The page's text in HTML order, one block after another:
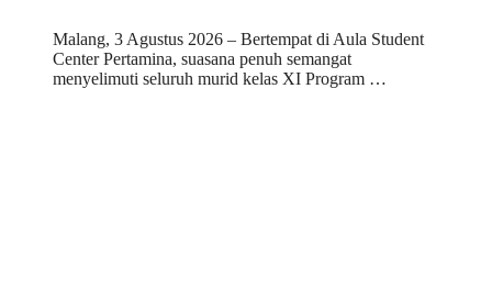
Malang, 3 Agustus 2026 – Bertempat di Aula Student
Center Pertamina, suasana penuh semangat
menyelimuti seluruh murid kelas XI Program …